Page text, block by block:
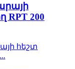
RPT 200